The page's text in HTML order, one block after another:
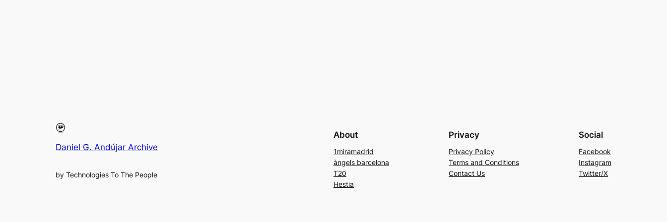
Daniel G. Andújar Archive
by Technologies To The People
About
1miramadrid
àngels barcelona
T20
Hestia
Privacy
Privacy Policy
Terms and Conditions
Contact Us
Social
Facebook
Instagram
Twitter/X